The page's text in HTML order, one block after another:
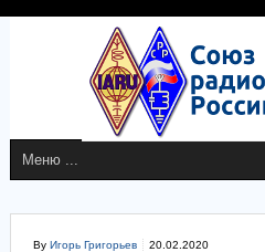
By Игорь Григорьев 20.02.2020